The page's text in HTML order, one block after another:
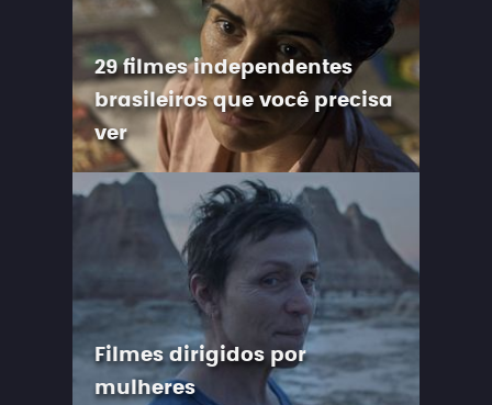
29 filmes independentes
brasileiros que você precisa
ver
Filmes dirigidos por
mulheres